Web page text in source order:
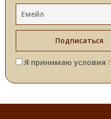
Я принимаю условия